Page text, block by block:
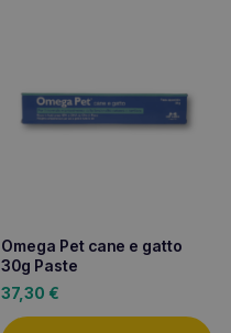
Omega Pet cane e gatto
30g Paste
37,30 €